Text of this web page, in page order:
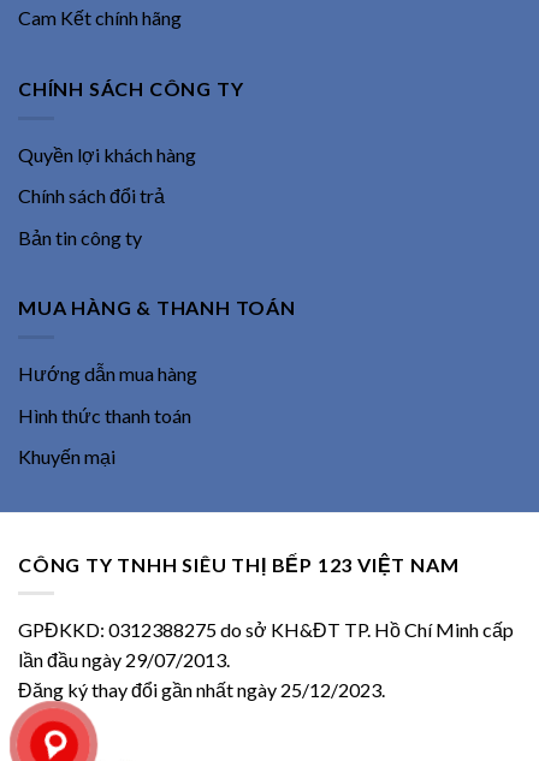
Cam Kết chính hãng
CHÍNH SÁCH CÔNG TY
Quyền lợi khách hàng
Chính sách đổi trả
Bản tin công ty
MUA HÀNG & THANH TOÁN
Hướng dẫn mua hàng
Hình thức thanh toán
Khuyến mại
CÔNG TY TNHH SIÊU THỊ BẾP 123 VIỆT NAM
GPĐKKD: 0312388275 do sở KH&ĐT TP. Hồ Chí Minh cấp
lần đầu ngày 29/07/2013.
Đăng ký thay đổi gần nhất ngày 25/12/2023.